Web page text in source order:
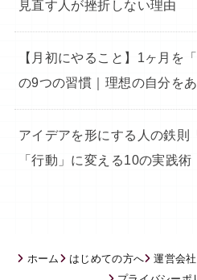
見直す人が挫折しない理由
【月初にやること】1ヶ月を
の9つの習慣｜理想の自分を
アイデアを形にする人の鉄則
「行動」に変える10の実践術
ホーム はじめての方へ 運営会